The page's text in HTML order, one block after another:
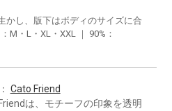
かし、版下はボディのサイズに合
M・L・XL・XXL ｜ 90%：
Cato Friend
は、モチーフの印象を透明